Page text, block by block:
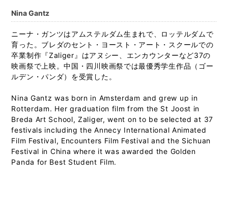
Nina Gantz
ニーナ・ガンツはアムステルダム生まれで、ロッテルダムで
育った。ブレダのセント・ヨースト・アート・スクールでの
卒業制作『Zaliger』はアヌシー、エンカウンターなど37の
映画祭で上映。中国・四川映画祭では最優秀学生作品（ゴー
ルデン・パンダ）を受賞した。
Nina Gantz was born in Amsterdam and grew up in
Rotterdam. Her graduation film from the St Joost in
Breda Art School, Zaliger, went on to be selected at 37
festivals including the Annecy International Animated
Film Festival, Encounters Film Festival and the Sichuan
Festival in China where it was awarded the Golden
Panda for Best Student Film.